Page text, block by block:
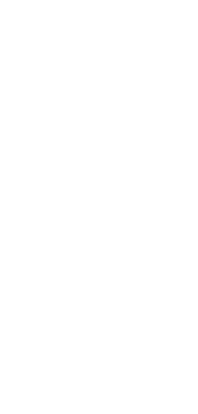
cikk vagy e sorok olvasása
űz ez a református
a szavakkal, az alkotókkal. Ez csak
Kétségtelen valamennyien homo
vagyunk, ha már sok minden földi
fantáziánk legyen és gondolatban
is. Ezáltal leszünk jó
homo prudensek, bölcs
segítségével elkerülhetik, hogy